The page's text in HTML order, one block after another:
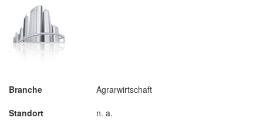
Branche
Agrarwirtschaft
Standort
n. a.